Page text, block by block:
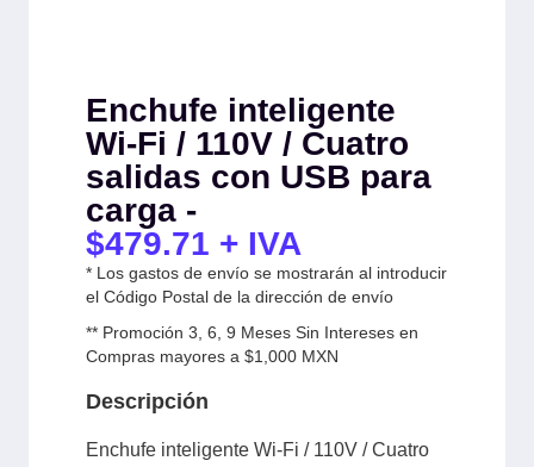
Enchufe inteligente
Wi-Fi / 110V / Cuatro
salidas con USB para
carga -
$479.71 + IVA
* Los gastos de envío se mostrarán al introducir
el Código Postal de la dirección de envío
** Promoción 3, 6, 9 Meses Sin Intereses en
Compras mayores a $1,000 MXN
Descripción
Enchufe inteligente Wi-Fi / 110V / Cuatro